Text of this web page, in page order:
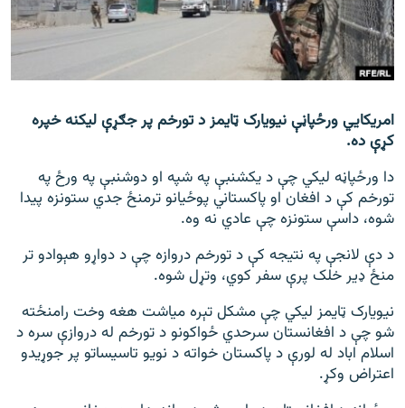
اړیکه
دري پاڼه
راسره ملګري شئ
د ازادې اروپا/ ازادي راډيو ټولې پاڼې
امریکایي ورځپاڼې نیویارک ټایمز د تورخم پر جګړې لیکنه خپره
کړې ده.
دا ورځپاڼه لیکي چې د یکشنبې په شپه او دوشنبې په ورځ په
تورخم کې د افغان او پاکستاني پوځیانو ترمنځ جدي ستونزه پیدا
شوه، داسې ستونزه چې عادي نه وه.
د دې لانجې په نتیجه کې د تورخم دروازه چې د دواړو هېوادو تر
منځ ډیر خلک پرې سفر کوي، وتړل شوه.
نیویارک ټایمز لیکي چې مشکل تېره میاشت هغه وخت رامنځته
شو چې د افغانستان سرحدي ځواکونو د تورخم له دروازې سره د
اسلام اباد له لورې د پاکستان خواته د نویو تاسیساتو پر جوړیدو
اعتراض وکړ.